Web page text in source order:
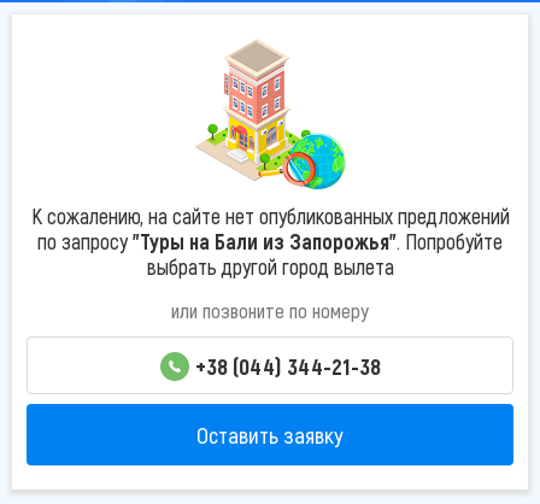
К сожалению, на сайте нет опубликованных предложений
по запросу"Туры на Бали из Запорожья". Попробуйте
выбрать другой город вылета
или позвоните по номеру
+38 (044) 344-21-38
Оставить заявку